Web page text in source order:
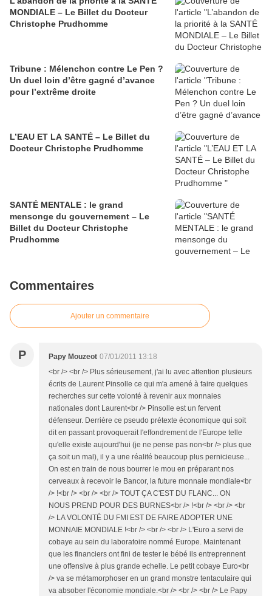
MONDIALE – Le Billet du Docteur
Christophe Prudhomme
Tribune : Mélenchon contre Le Pen ?
Un duel loin d’être gagné d’avance
pour l’extrême droite
L’EAU ET LA SANTÉ – Le Billet du
Docteur Christophe Prudhomme
SANTÉ MENTALE : le grand
mensonge du gouvernement – Le
Billet du Docteur Christophe
Prudhomme
Commentaires
Ajouter un commentaire
P Papy Mouzeot 07/01/2011 13:18
<br /> <br /> Plus sérieusement, j'ai lu avec attention plusieurs
écrits de Laurent Pinsolle ce qui m'a amené à faire quelques
recherches sur cette volonté à revenir aux monnaies
nationales dont Laurent<br /> Pinsolle est un fervent
défenseur. Derrière ce pseudo prétexte économique qui soit
dit en passant provoquerait l'effondrement de l'Europe telle
qu'elle existe aujourd'hui (je ne pense pas non<br /> plus que
ça soit un mal), il y a une réalité beaucoup plus pernicieuse...
On est en train de nous bourrer le mou en préparant nos
cerveaux à recevoir le Bancor, la future monnaie mondiale<br
/> !<br /> <br /> <br /> TOUT ÇA C'EST DU FLANC... ON
NOUS PREND POUR DES BURNES<br /> !<br /> <br /> <br
/> LA VOLONTÉ DU FMI EST DE FAIRE ADOPTER UNE
MONNAIE MONDIALE !<br /> <br /> <br /> L'Euro a servi de
cobaye au sein du laboratoire nommé Europe. Maintenant
que les financiers ont fini de tester le bébé ils entreprennent
une offensive à plus grande echelle. Le petit cobaye Euro<br
/> va se métamorphoser en un grand monstre tentaculaire qui
va absober l'économie mondiale.<br /> <br /> <br /> Le Papy